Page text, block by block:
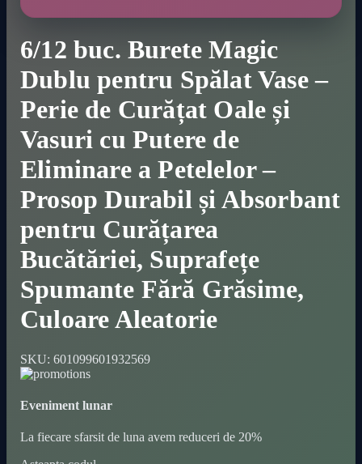
6/12 buc. Burete Magic
Dublu pentru Spălat Vase –
Perie de Curățat Oale și
Vasuri cu Putere de
Eliminare a Petelelor –
Prosop Durabil și Absorbant
pentru Curățarea
Bucătăriei, Suprafețe
Spumante Fără Grăsime,
Culoare Aleatorie
SKU: 601099601932569
Eveniment lunar
La fiecare sfarsit de luna avem reduceri de 20%